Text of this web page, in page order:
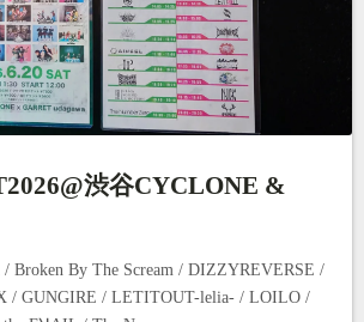
渋谷CYCLONE &
Broken By The Scream / DIZZYREVERSE /
/ GUNGIRE / LETITOUT-lelia- / LOILO /